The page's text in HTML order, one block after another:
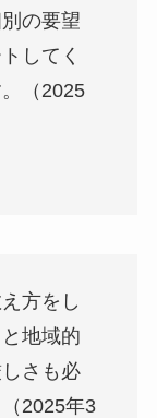
の要望
してく
（2025
方をし
地域的
さも必
2025年3